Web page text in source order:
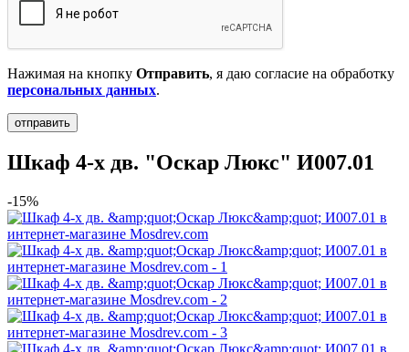
Нажимая на кнопку Отправить, я даю согласие на обработку
персональных данных.
Шкаф 4-х дв. "Оскар Люкс" И007.01
-15%